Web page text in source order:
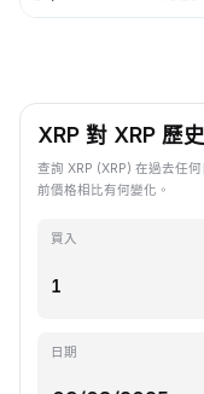
XRP 對 XRP 歷
查詢 XRP (XRP) 在過去任
前價格相比有何變化。
買入
日期